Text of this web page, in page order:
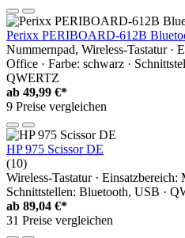
Perixx PERIBOARD-612B
Nummernpad, Wireless-Tastatur ·
Office · Farbe: schwarz ·
QWERTZ
ab 49,99 €*
9 Preise vergleichen
HP 975 Scissor DE
(10)
Wireless-Tastatur · Einsatzbereich:
Schnittstellen: Bluetooth, USB ·
ab 89,04 €*
31 Preise vergleichen